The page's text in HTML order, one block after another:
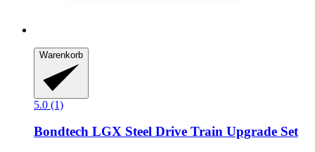
Warenkorb
5.0 (1)
Bondtech LGX Steel Drive Train Upgrade Set